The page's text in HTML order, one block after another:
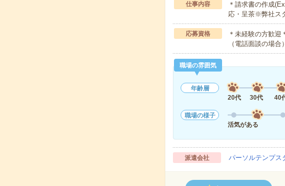
仕事内容
＊請求書の作成
応・呈茶※弊社ス
応募資格
＊未経験の方歓
（電話面談の場
職場の雰囲気
年齢層
20代
30代 40
職場の様子
活気がある
派遣会社 パーソルテンプス